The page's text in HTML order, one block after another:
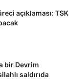
açıklaması: TSK
bir Devrim
saldırıda